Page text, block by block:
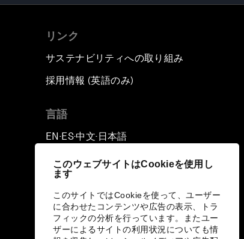
このウェブサイトはCookieを使用し
ます
このサイトではCookieを使って、ユーザー
に合わせたコンテンツや広告の表示、トラ
フィックの分析を行っています。またユー
ザーによるサイトの利用状況についても情
リンク
サステナビリティへの取り組み
採用情報 (英語のみ)
言語
EN ▪ES▪中文▪ 日本語